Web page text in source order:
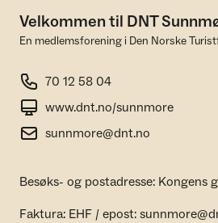
Velkommen til DNT
En medlemsforening i Den Norske
70 12 58 04
www.dnt.no/sunnmore
sunnmore@dnt.no
Besøks- og postadresse: Kongens
Faktura: EHF / epost: